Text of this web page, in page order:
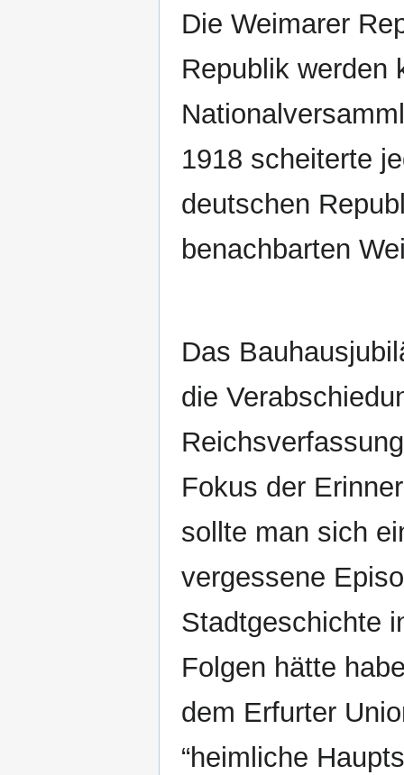
Die Weimarer
Republik werden
1918 scheiterte
deutschen
benachbarten
Das
die
Fokus der
sollte man sich
vergessene
Stadtgeschichte
Folgen hätte
dem Erfurter
“heimliche